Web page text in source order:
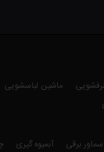
ماشین لباسشویی
سماور برقی آبمیوه گیری